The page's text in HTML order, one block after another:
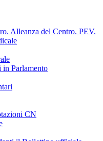
Alleanza del Centro. PEV.
in Parlamento
CN